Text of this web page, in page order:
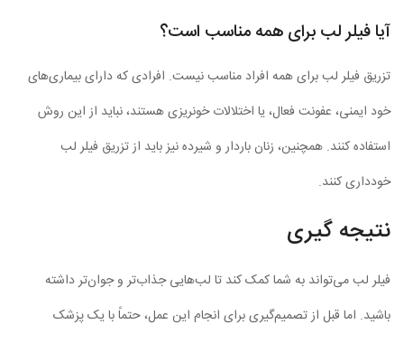
آیا فیلر لب برای همه مناسب است؟
تزریق فیلر لب برای همه افراد مناسب نیست. افرادی که دارای بیماری‌های
خود ایمنی، عفونت فعال، یا اختلالات خونریزی هستند، نباید از این روش
استفاده کنند. همچنین، زنان باردار و شیرده نیز باید از تزریق فیلر لب
خودداری کنند.
نتیجه گیری
فیلر لب می‌تواند به شما کمک کند تا لب‌هایی جذاب‌تر و جوان‌تر داشته
باشید. اما قبل از تصمیم‌گیری برای انجام این عمل، حتماً با یک پزشک